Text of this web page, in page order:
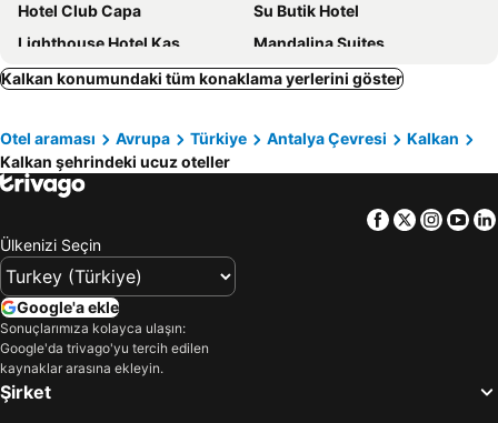
Hotel Club Capa
Su Butik Hotel
Lighthouse Hotel Kaş
Mandalina Suites
Miramar
Peninsula Gardens Hotel
Cappari Hotels Aquarius
Fidanka Hotel
La Kumsal Hotel
Lukka Exclusive Hotel
Payava Hotel by True Blue
Meis Exclusive Hotel
Olea Nova Hotel
Samira Deluxe
Sea Garden Kaş Hotel
Likya Gardens
Alley Prime
Kalkan konumundaki tüm konaklama yerlerini göster
Otel araması Avrupa Türkiye Antalya Çevresi
Kalkan
Kalkan şehrindeki ucuz oteller
Facebook
Twitter
Ülkenizi Seçin
Google'a ekle
Sonuçlarımıza kolayca ulaşın:
Google'da trivago'yu tercih edilen
kaynaklar arasına ekleyin.
Şirket